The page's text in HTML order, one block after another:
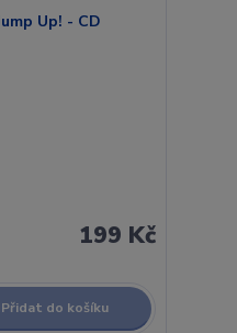
199 Kč
Přidat do košíku